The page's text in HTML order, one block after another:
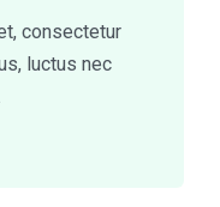
consectetur
luctus nec